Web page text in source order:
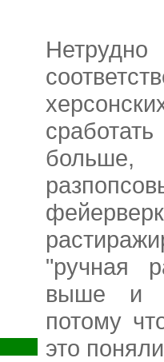
"ручная
выше и
потому
это